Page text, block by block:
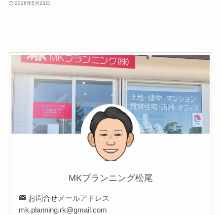
2026年5月23日
MKプランニング松尾
お問合せメールアドレス
mk.planning.rk@gmail.com